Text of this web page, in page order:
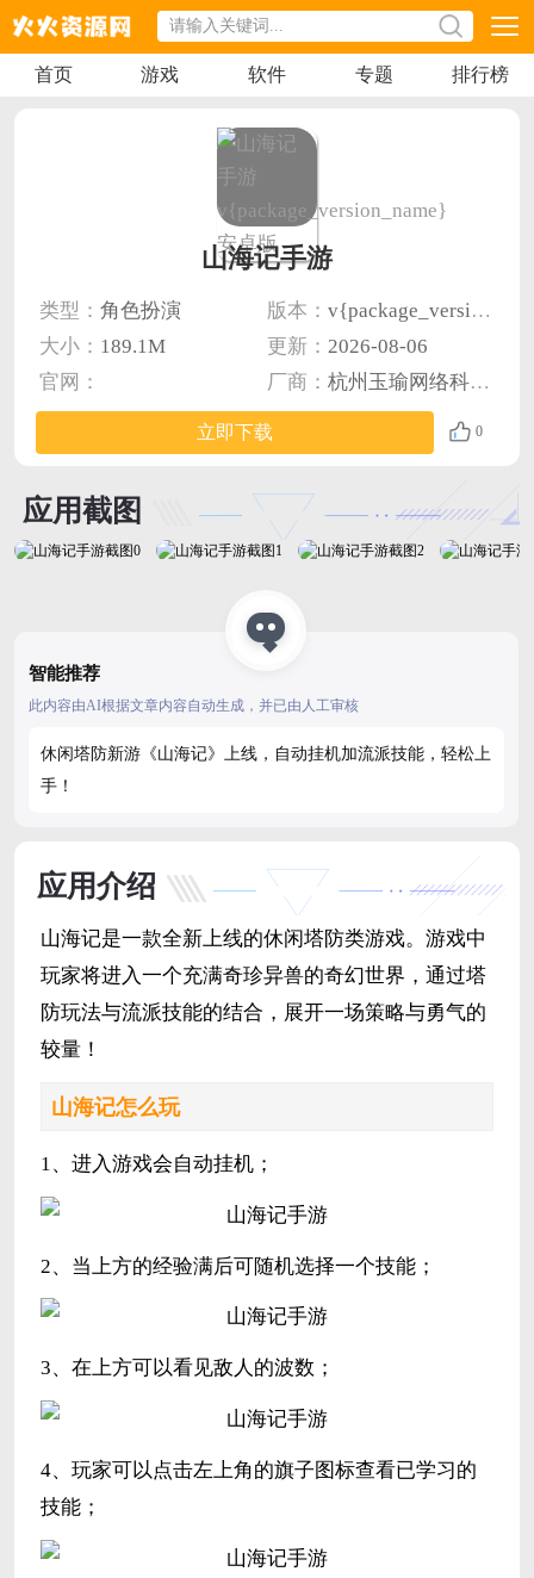
首页 游戏 软件 专题 排行榜
山海记手游
类型： 角色扮演 版本： v{package_version_name} 安卓版
大小： 189.1M 更新： 2026-08-06
官网：
厂商： 杭州玉瑜网络科技有限公司
立即下载 0
应用截图
智能推荐
此内容由AI根据文章内容自动生成，并已由人工审核
休闲塔防新游《山海记》上线，自动挂机加流派技能，轻松上
手！
应用介绍
山海记是一款全新上线的休闲塔防类游戏。游戏中
玩家将进入一个充满奇珍异兽的奇幻世界，通过塔
防玩法与流派技能的结合，展开一场策略与勇气的
较量！
山海记怎么玩
1、进入游戏会自动挂机；
2、当上方的经验满后可随机选择一个技能；
3、在上方可以看见敌人的波数；
4、玩家可以点击左上角的旗子图标查看已学习的
技能；